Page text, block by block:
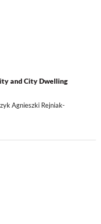
and City Dwelling
Agnieszki Rejniak-